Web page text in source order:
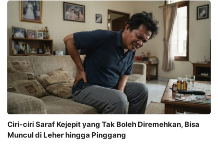
Ciri-ciri Saraf Kejepit yang Tak Boleh Diremehkan, Bisa
Muncul di Leher hingga Pinggang